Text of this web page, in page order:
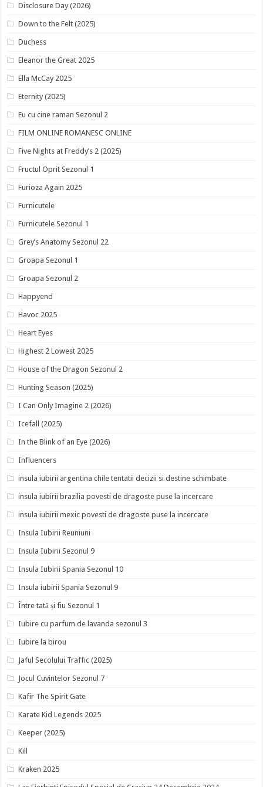
Disclosure Day (2026)
Down to the Felt (2025)
Duchess
Eleanor the Great 2025
Ella McCay 2025
Eternity (2025)
Eu cu cine raman Sezonul 2
FILM ONLINE ROMANESC ONLINE
Five Nights at Freddy’s 2 (2025)
Fructul Oprit Sezonul 1
Furioza Again 2025
Furnicutele
Furnicutele Sezonul 1
Grey’s Anatomy Sezonul 22
Groapa Sezonul 1
Groapa Sezonul 2
Happyend
Havoc 2025
Heart Eyes
Highest 2 Lowest 2025
House of the Dragon Sezonul 2
Hunting Season (2025)
I Can Only Imagine 2 (2026)
Icefall (2025)
In the Blink of an Eye (2026)
Influencers
insula iubirii argentina chile tentatii decizii si destine schimbate
insula iubirii brazilia povesti de dragoste puse la incercare
insula iubirii mexic povesti de dragoste puse la incercare
Insula Iubirii Reuniuni
Insula Iubirii Sezonul 9
Insula Iubirii Spania Sezonul 10
Insula iubirii Spania Sezonul 9
Între tată și fiu Sezonul 1
Iubire cu parfum de lavanda sezonul 3
Iubire la birou
Jaful Secolului Traffic (2025)
Jocul Cuvintelor Sezonul 7
Kafir The Spirit Gate
Karate Kid Legends 2025
Keeper (2025)
Kill
Kraken 2025